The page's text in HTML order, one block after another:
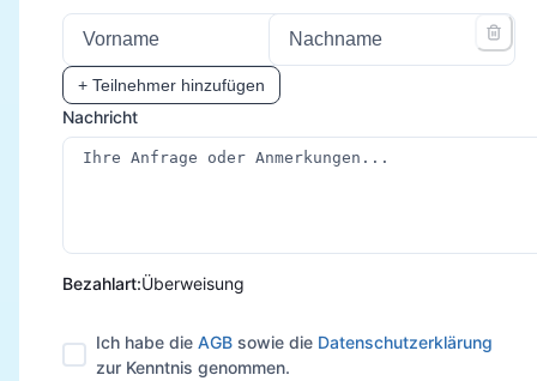
+ Teilnehmer hinzufügen
Nachricht
Bezahlart:Überweisung
Ich habe die AGB sowie die Datenschutzerklärung
zur Kenntnis genommen.